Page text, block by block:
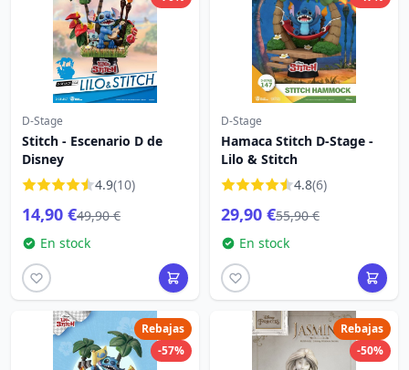
D-Stage
Stitch - Escenario D de
Disney
4.9(10)
14,90 €49,90 €
En stock
D-Stage
Hamaca Stitch D-Stage -
Lilo & Stitch
4.8(6)
29,90 €55,90 €
En stock
Rebajas
-57%
Rebajas
-50%